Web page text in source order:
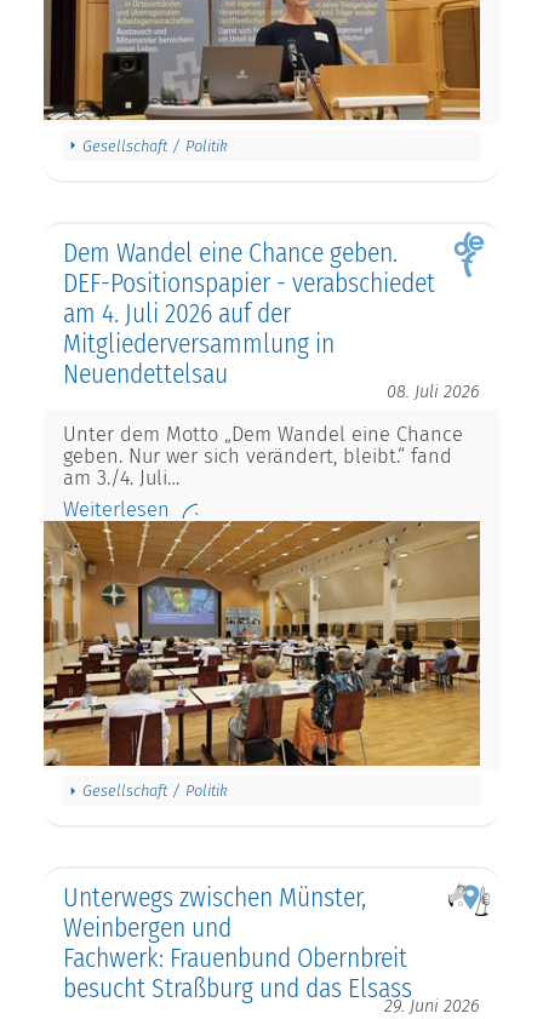
Gesellschaft / Politik
Dem Wandel eine Chance geben.
DEF-Positionspapier - verabschiedet
am 4. Juli 2026 auf der
Mitgliederversammlung in
Neuendettelsau
08. Juli 2026
Unter dem Motto „Dem Wandel eine Chance
geben. Nur wer sich verändert, bleibt.“ fand
am 3./4. Juli…
Weiterlesen
Gesellschaft / Politik
Unterwegs zwischen Münster,
Weinbergen und
Fachwerk: Frauenbund Obernbreit
besucht Straßburg und das Elsass
29. Juni 2026